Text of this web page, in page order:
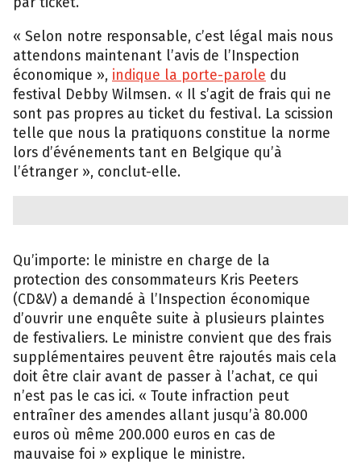
« Selon notre responsable, c’est légal mais nous
attendons maintenant l’avis de l’Inspection
économique », indique la porte-parole du
festival Debby Wilmsen. « Il s’agit de frais qui ne
sont pas propres au ticket du festival. La scission
telle que nous la pratiquons constitue la norme
lors d’événements tant en Belgique qu’à
l’étranger », conclut-elle.
Qu’importe: le ministre en charge de la
protection des consommateurs Kris Peeters
(CD&V) a demandé à l’Inspection économique
d’ouvrir une enquête suite à plusieurs plaintes
de festivaliers. Le ministre convient que des frais
supplémentaires peuvent être rajoutés mais cela
doit être clair avant de passer à l’achat, ce qui
n’est pas le cas ici. « Toute infraction peut
entraîner des amendes allant jusqu’à 80.000
euros où même 200.000 euros en cas de
mauvaise foi » explique le ministre.